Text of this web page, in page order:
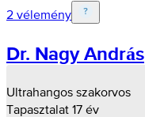
2 vélemény
Dr. Nagy András
Ultrahangos szakorvos
Tapasztalat 17 év